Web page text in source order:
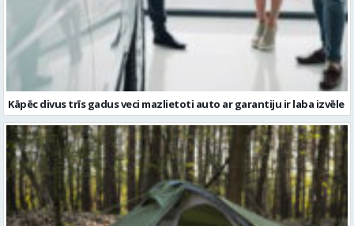
Kāpēc divus trīs gadus veci mazlietoti auto ar garantiju ir laba izvēle